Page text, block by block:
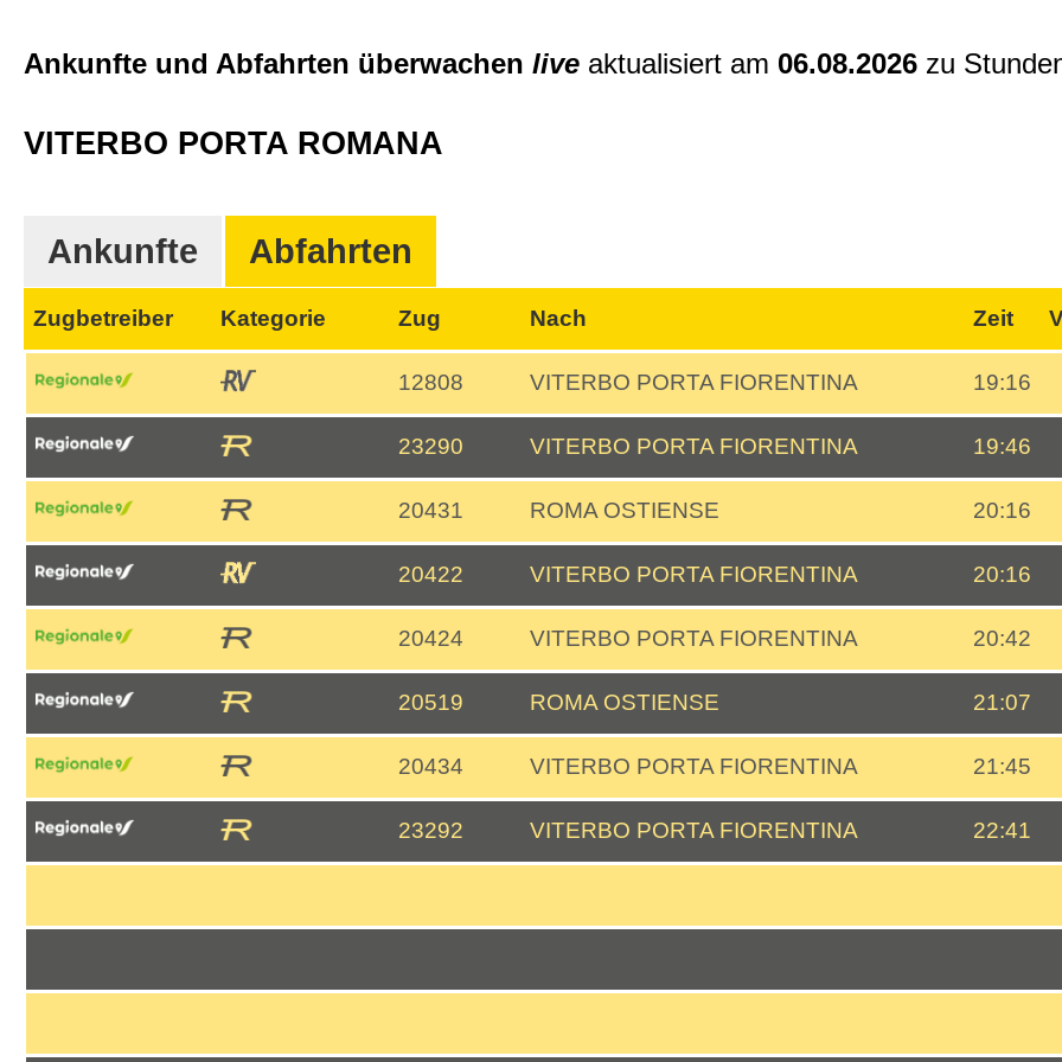
Ankunfte und Abfahrten überwachen live aktualisiert am 06.08.2026 zu
VITERBO PORTA ROMANA
Ankunfte Abfahrten
Zugbetreiber Kategorie Zug Nach Zeit
12808 VITERBO PORTA FIORENTINA 19:16
23290 VITERBO PORTA FIORENTINA 19:46
20431 ROMA OSTIENSE 20:16
20422 VITERBO PORTA FIORENTINA 20:16
20424 VITERBO PORTA FIORENTINA 20:42
20519 ROMA OSTIENSE 21:07
20434 VITERBO PORTA FIORENTINA 21:45
23292 VITERBO PORTA FIORENTINA 22:41